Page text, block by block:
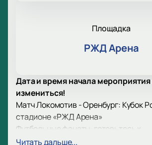
Площадка
РЖД Арена
Дата и время начала
измениться!
Матч Локомотив - Оренбург: Кубок
стадионе «РЖД Арена»
Футбольные фанаты, готовьтесь к
захватывающему событию! На
Читать дальше...